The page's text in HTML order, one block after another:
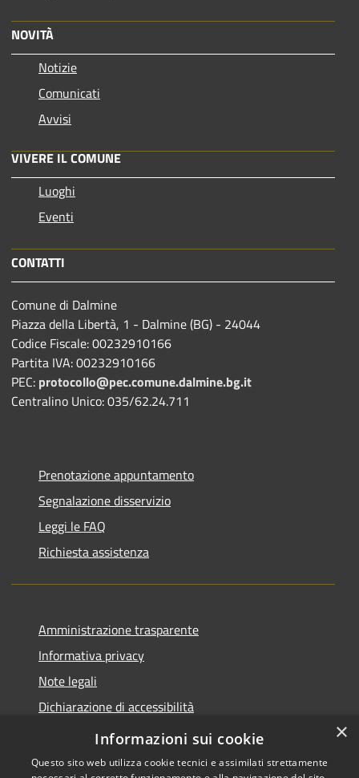
NOVITÀ
Notizie
Comunicati
Avvisi
VIVERE IL COMUNE
Luoghi
Eventi
CONTATTI
Comune di Dalmine
Piazza della Libertà, 1 - Dalmine (BG) - 24044
Codice Fiscale: 00232910166
Partita IVA: 00232910166
PEC: protocollo@pec.comune.dalmine.bg.it
Centralino Unico: 035/62.24.711
Prenotazione appuntamento
Segnalazione disservizio
Leggi le FAQ
Richiesta assistenza
Amministrazione trasparente
Informativa privacy
Note legali
Dichiarazione di accessibilità
Piano di miglioramento del sito
×
Informazioni sui cookie
Questo sito web utilizza cookie tecnici e assimilati strettamente